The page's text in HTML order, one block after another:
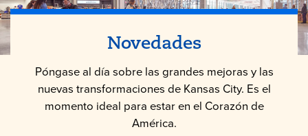
Novedades
Póngase al día sobre las grandes mejoras y las
nuevas transformaciones de Kansas City. Es el
momento ideal para estar en el Corazón de
América.